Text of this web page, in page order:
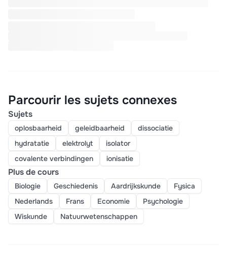
Parcourir les sujets connexes
Sujets
oplosbaarheid geleidbaarheid
dissociatie
hydratatie
elektrolyt
isolator
covalente verbindingen
ionisatie
Plus de cours
Biologie Geschiedenis Aardrijkskunde
Fysica
Nederlands
Frans Economie
Psychologie
Wiskunde
Natuurwetenschappen